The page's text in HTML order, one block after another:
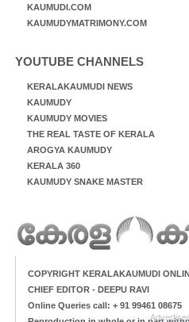
KAUMUDI.COM
KAUMUDYMATRIMONY.COM
YOUTUBE CHANNELS
KERALAKAUMUDI NEWS
KAUMUDY
KAUMUDY MOVIES
THE REAL TASTE OF KERALA
AROGYA KAUMUDY
KERALA 360
KAUMUDY SNAKE MASTER
COPYRIGHT KERALAKAUMUDI
CHIEF EDITOR - DEEPU RAVI
Online Queries call: + 91 99461 08675